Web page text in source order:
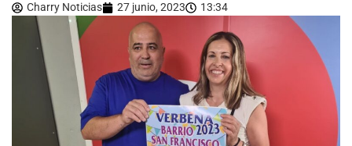
Charry Noticias 27 junio, 2023 13:34